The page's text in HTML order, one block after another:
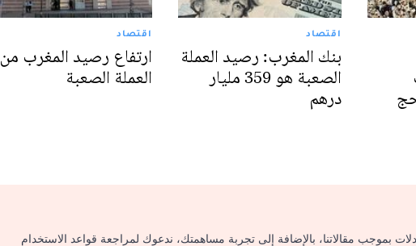
اقتصاد
بنك المغرب: رصيد العملة
الصعبة هو 359 مليار
درهم
اقتصاد
ارتفاع رصيد المغرب من
العملة الصعبة
بموجب مقالاتنا، بالإضافة إلى تجربة مساهمتك، ندعوك لمراجعة قواعد الاستخدام